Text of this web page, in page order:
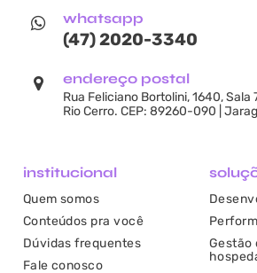
whatsapp
(47) 2020-3340
endereço postal
Rua Feliciano Bortolini, 1640, Sala
Rio Cerro. CEP: 89260-090 |
institucional
Quem somos
Conteúdos pra você
Dúvidas frequentes
Fale conosco
Gestão